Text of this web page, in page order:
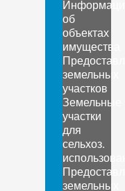
об
объектах
имущества
земельных
участков
Земельные
участки
для
сельхоз.
земельных